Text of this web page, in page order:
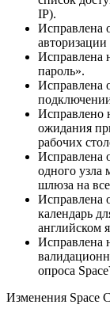
IP).
Исправлена
Исправлена
пароль».
Исправлена
Исправлено
ожидания
рабочих
Исправлена
одного узла
шлюза на
Исправлена
календарь
английском
Исправлена
опроса
Изменения Space